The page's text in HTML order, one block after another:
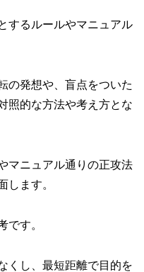
するルールやマニュアル
の発想や、盲点をついた
照的な方法や考え方とな
マニュアル通りの正攻法
します。
です。
くし、最短距離で目的を